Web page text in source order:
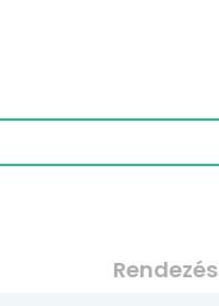
Rendezés